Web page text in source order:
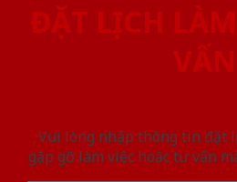
ĐẶT LỊCH
VẤN
Vui lòng nhập thông tin đặt
gặp gỡ làm việc hoăc tư vấn